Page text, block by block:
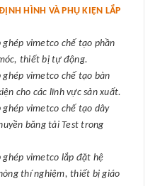
HÌNH VÀ PHỤ KIỆN LẮP
vimetco chế tạo phần
thiết bị tự động.
vimetco chế tạo bàn
cho các lĩnh vực sản xuất.
vimetco chế tạo dây
băng tải Test trong
ghép vimetco lắp đặt hệ
thí nghiệm, thiết bị giáo